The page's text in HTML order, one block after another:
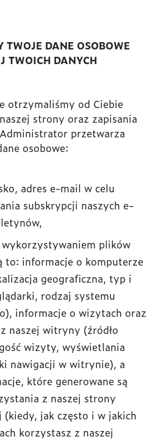
TWOJE DANE OSOBOWE
TWOICH DANYCH
otrzymaliśmy od Ciebie
strony oraz zapisania
przetwarza
osobowe:
adres e-mail w celu
subskrypcji naszych e-
plików
to: informacje o komputerze
geograficzna, typ i
rodzaj systemu
informacje o wizytach oraz
naszej witryny (źródło
wizyty, wyświetlania
nawigacji w witrynie), a
które generowane są
z naszej strony
jak często i w jakich
korzystasz z naszej